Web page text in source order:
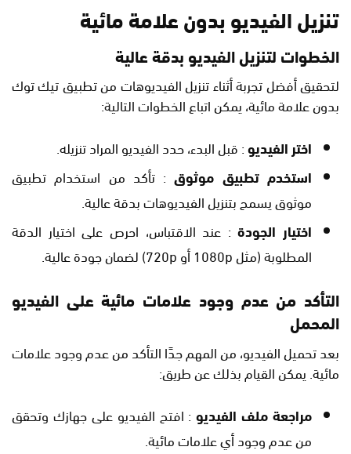
تنزيل الفيديو بدون علامة مائية
الخطوات لتنزيل الفيديو بدقة عالية
لتحقيق أفضل تجربة أثناء تنزيل الفيديوهات من تطبيق تيك توك
بدون علامة مائية، يمكن اتباع الخطوات التالية:
اختر الفيديو: قبل البدء، حدد الفيديو المراد تنزيله.
استخدم تطبيق موثوق: تأكد من استخدام تطبيق
موثوق يسمح بتنزيل الفيديوهات بدقة عالية.
اختيار الجودة: عند الاقتباس، احرص على اختيار الدقة
المطلوبة (مثل 1080p أو 720p) لضمان جودة عالية.
التأكد من عدم وجود علامات مائية على الفيديو
المحمل
بعد تحميل الفيديو، من المهم جدًا التأكد من عدم وجود علامات
مائية. يمكن القيام بذلك عن طريق:
مراجعة ملف الفيديو: افتح الفيديو على جهازك وتحقق
من عدم وجود أي علامات مائية.